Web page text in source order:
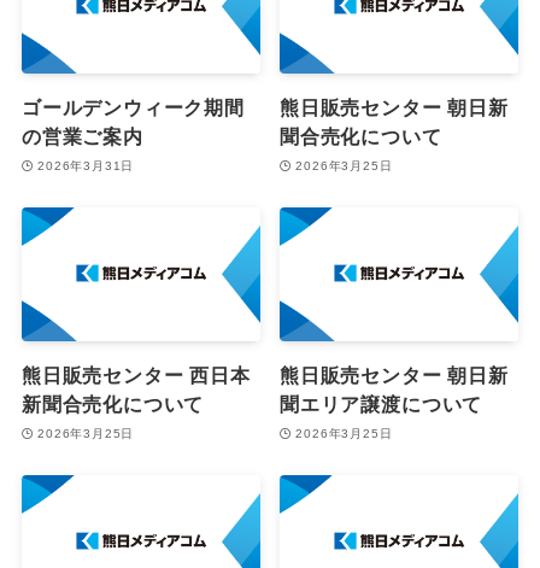
ゴールデンウィーク期間
の営業ご案内
2026年3月31日
熊日販売センター 朝日新
聞合売化について
2026年3月25日
熊日販売センター 西日本
新聞合売化について
2026年3月25日
熊日販売センター 朝日新
聞エリア譲渡について
2026年3月25日